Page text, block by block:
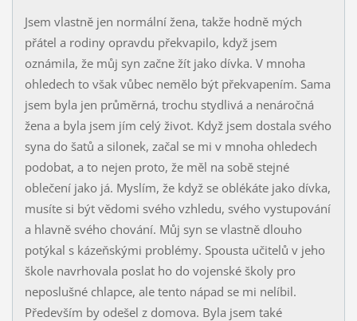
Jsem vlastně jen normální žena, takže hodně mých
přátel a rodiny opravdu překvapilo, když jsem
oznámila, že můj syn začne žít jako dívka. V mnoha
ohledech to však vůbec nemělo být překvapením. Sama
jsem byla jen průměrná, trochu stydlivá a nenáročná
žena a byla jsem jím celý život. Když jsem dostala svého
syna do šatů a silonek, začal se mi v mnoha ohledech
podobat, a to nejen proto, že měl na sobě stejné
oblečení jako já. Myslím, že když se oblékáte jako dívka,
musíte si být vědomi svého vzhledu, svého vystupování
a hlavně svého chování. Můj syn se vlastně dlouho
potýkal s kázeňskými problémy. Spousta učitelů v jeho
škole navrhovala poslat ho do vojenské školy pro
neposlušné chlapce, ale tento nápad se mi nelíbil.
Především by odešel z domova. Byla jsem také